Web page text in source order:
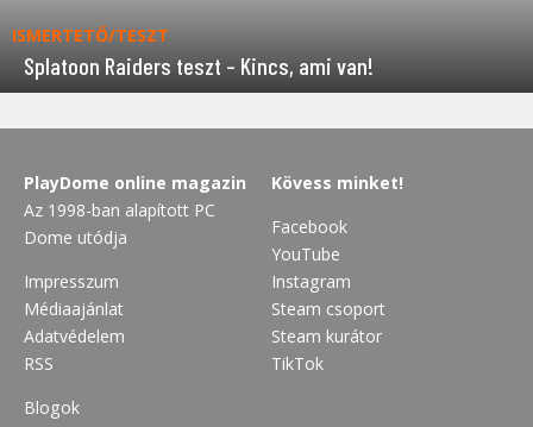
ISMERTETŐ/TESZT
Splatoon Raiders teszt – Kincs, ami van!
PlayDome online magazin
Az 1998-ban alapított PC
Dome utódja
Impresszum
Médiaajánlat
Adatvédelem
RSS
Blogok
Kövess minket!
Facebook
YouTube
Instagram
Steam csoport
Steam kurátor
TikTok